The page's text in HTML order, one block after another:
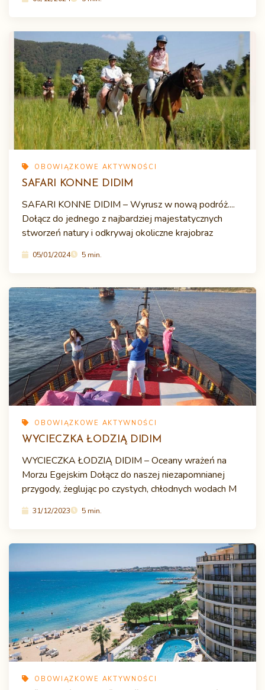
OBOWIĄZKOWE AKTYWNOŚCI
SAFARI KONNE DIDIM
SAFARI KONNE DIDIM – Wyrusz w nową podróż....
Dołącz do jednego z najbardziej majestatycznych
stworzeń natury i odkrywaj okoliczne krajobraz
05/01/2024 5 min.
OBOWIĄZKOWE AKTYWNOŚCI
WYCIECZKA ŁODZIĄ DIDIM
WYCIECZKA ŁODZIĄ DIDIM – Oceany wrażeń na
Morzu Egejskim Dołącz do naszej niezapomnianej
przygody, żeglując po czystych, chłodnych wodach M
31/12/2023 5 min.
OBOWIĄZKOWE AKTYWNOŚCI